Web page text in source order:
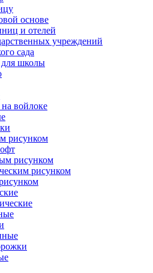
основе
и отелей
учреждений
сада
школы
на войлоке
рисунком
рисунком
рисунком